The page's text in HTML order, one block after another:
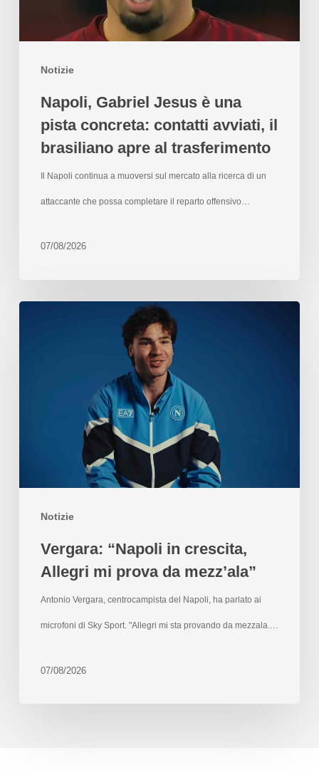
Notizie
Napoli, Gabriel Jesus è una
pista concreta: contatti avviati, il
brasiliano apre al trasferimento
Il Napoli continua a muoversi sul mercato alla ricerca di un
attaccante che possa completare il reparto offensivo…
07/08/2026
Notizie
Vergara: “Napoli in crescita,
Allegri mi prova da mezz’ala”
Antonio Vergara, centrocampista del Napoli, ha parlato ai
microfoni di Sky Sport. "Allegri mi sta provando da mezzala.…
07/08/2026